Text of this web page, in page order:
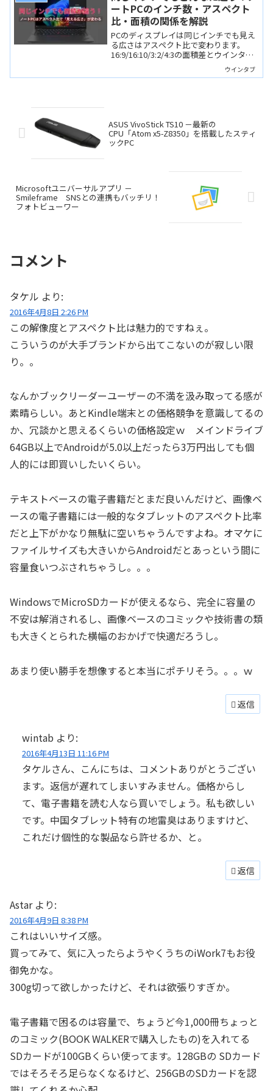
ートPCのインチ数・アスペクト
比・面積の関係を解説
PCのディスプレイは同じインチでも見え
る広さはアスペクト比で変わります。
16:9/16:10/3:2/4:3の面積差とウインタブ
が考える用途適性を整理します。ウインタブ
ASUS VivoStick TS10 －最新の
CPU「Atom x5-Z8350」を搭載したスティ
ックPC
Microsoftユニバーサルアプリ －
Smileframe SNSとの連携もバッチリ！
フォトビューワー
コメント
タケル より:
2016年4月8日 2:26 PM
この解像度とアスペクト比は魅力的ですねぇ。
こういうのが大手ブランドから出てこないのが寂しい限
り。。
なんかブックリーダーユーザーの不満を汲み取ってる感が
素晴らしい。あとKindle端末との価格競争を意識してるの
か、冗談かと思えるくらいの価格設定ｗ メインドライブ
64GB以上でAndroidが5.0以上だったら3万円出しても個
人的には即買いしたいくらい。
テキストベースの電子書籍だとまだ良いんだけど、画像ベ
ースの電子書籍には一般的なタブレットのアスペクト比率
だと上下がかなり無駄に空いちゃうんですよね。オマケに
ファイルサイズも大きいからAndroidだとあっという間に
容量食いつぶされちゃうし。。。
WindowsでMicroSDカードが使えるなら、完全に容量の
不安は解消されるし、画像ベースのコミックや技術書の類
も大きくとられた横幅のおかげで快適だろうし。
あまり使い勝手を想像すると本当にポチリそう。。。ｗ
返信
wintab より:
2016年4月13日 11:16 PM
タケルさん、こんにちは、コメントありがとうござい
ます。返信が遅れてしまいすみません。価格からし
て、電子書籍を読む人なら買いでしょう。私も欲しい
です。中国タブレット特有の地雷臭はありますけど、
これだけ個性的な製品なら許せるか、と。
返信
Astar より:
2016年4月9日 8:38 PM
これはいいサイズ感。
買ってみて、気に入ったらようやくうちのiWork7もお役
御免かな。
300g切って欲しかったけど、それは欲張りすぎか。
電子書籍で困るのは容量で、ちょうど今1,000冊ちょっと
のコミック(BOOK WALKERで購入したもの)を入れてる
SDカードが100GBくらい使ってます。128GBの SDカード
ではそろそろ足らなくなるけど、256GBのSDカードを認